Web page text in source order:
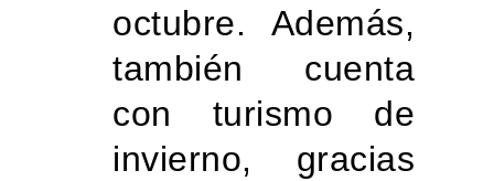
octubre. Además,
también cuenta
con turismo de
invierno, gracias